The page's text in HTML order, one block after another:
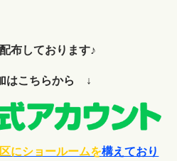
布しております♪
はこちらから ↓
にショールームを構えており